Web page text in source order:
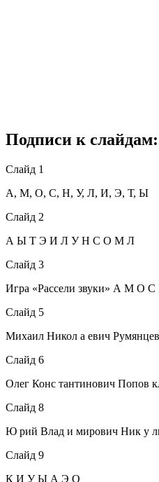
Подписи к слайдам:
Слайд 1
А, М, О, С, Н, У, Л, И, Э, Т, Ы
Слайд 2
А Ы Т Э И Л У Н С О М Л
Слайд 3
Игра «Рассели звуки» А М О
Слайд 5
Михаил Никол а евич
Слайд 6
Олег Конс тантинович Попов
Слайд 8
Ю рий Влад и мирович Ник у
Слайд 9
К И У Ы А Э О